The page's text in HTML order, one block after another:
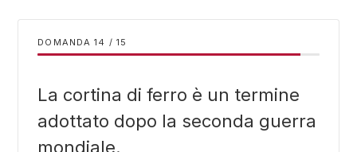
DOMANDA / 15
La cortina di ferro è un termine
adottato dopo la seconda guerra
mondiale.